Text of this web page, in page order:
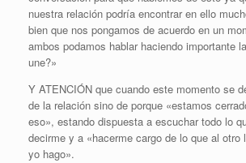
nuestra relación podría encontrar en ello
bien que nos pongamos de acuerdo en un
ambos podamos hablar haciendo importante
une?»
Y ATENCIÓN que cuando este momento se
de la relación sino de porque «estamos
eso», estando dispuesta a escuchar todo lo
decirme y a «hacerme cargo de lo que al otro
yo hago».